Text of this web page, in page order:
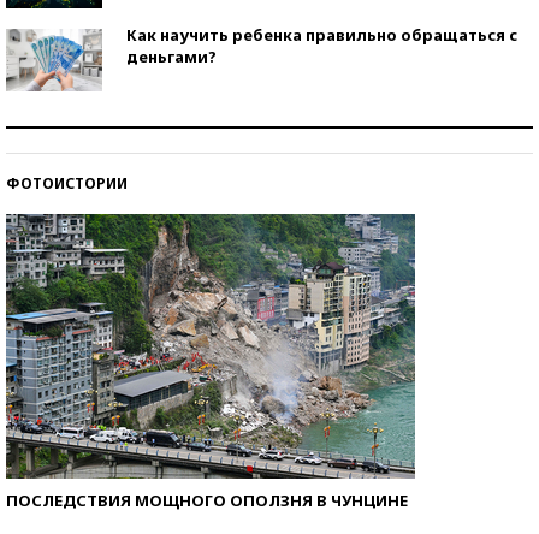
Как научить ребенка правильно обращаться с
деньгами?
ФОТОИСТОРИИ
ПОСЛЕДСТВИЯ МОЩНОГО ОПОЛЗНЯ В ЧУНЦИНЕ